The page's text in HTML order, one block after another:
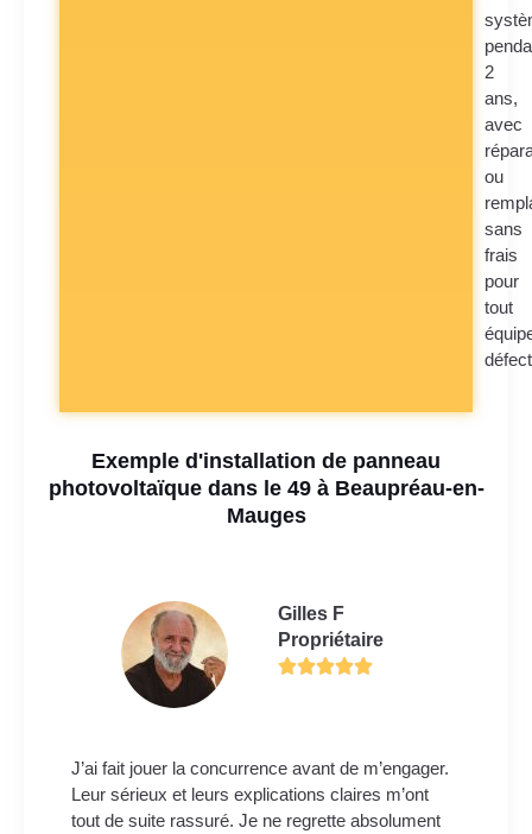
2
ans,
avec
ou
sans
frais
pour
tout
Exemple d'installation de panneau
photovoltaïque dans le 49 à Beaupréau-en-
Mauges
Gilles F
Propriétaire
J’ai fait jouer la concurrence avant de m’engager.
Leur sérieux et leurs explications claires m’ont
tout de suite rassuré. Je ne regrette absolument